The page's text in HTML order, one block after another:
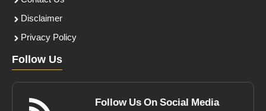
Disclaimer
Privacy Policy
Follow Us
Follow Us On Social Media